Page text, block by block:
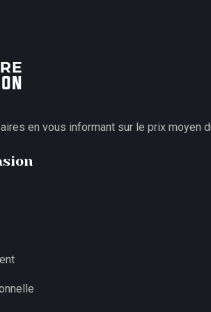
en vous informant sur le prix moyen